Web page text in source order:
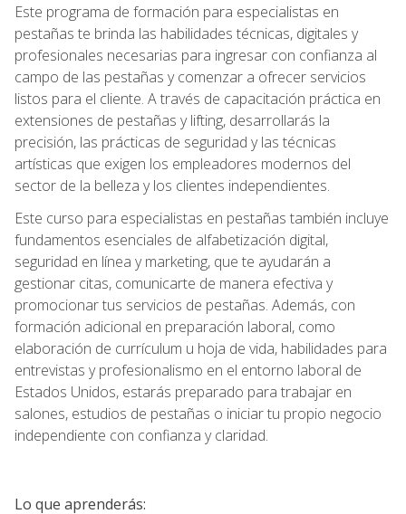
Este programa de formación para especialistas en
pestañas te brinda las habilidades técnicas, digitales y
profesionales necesarias para ingresar con confianza al
campo de las pestañas y comenzar a ofrecer servicios
listos para el cliente. A través de capacitación práctica en
extensiones de pestañas y lifting, desarrollarás la
precisión, las prácticas de seguridad y las técnicas
artísticas que exigen los empleadores modernos del
sector de la belleza y los clientes independientes.
Este curso para especialistas en pestañas también incluye
fundamentos esenciales de alfabetización digital,
seguridad en línea y marketing, que te ayudarán a
gestionar citas, comunicarte de manera efectiva y
promocionar tus servicios de pestañas. Además, con
formación adicional en preparación laboral, como
elaboración de currículum u hoja de vida, habilidades para
entrevistas y profesionalismo en el entorno laboral de
Estados Unidos, estarás preparado para trabajar en
salones, estudios de pestañas o iniciar tu propio negocio
independiente con confianza y claridad.
Lo que aprenderás: